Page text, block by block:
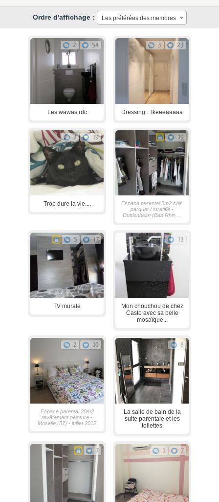
Ordre d'affichage : Les préférées des membres
2 54
Les wawas rdc
3 23
Dressing... Ikeeeaaaaa
2 19
Trop dure la vie....
19
Espace parental 5m2 sols
parquet / stratifié -
Duttlenheim (Bas Rhin ...
5 17
TV murale
13
Mon chouchou de chez
Casto avec sa belle
mosaïque...
2 10
Espace parental 20m2
revêtement peinture -
Moselle (57) - juillet 2012
8
La salle de bain de la
suite parentale et les
toilettes
7 1 7